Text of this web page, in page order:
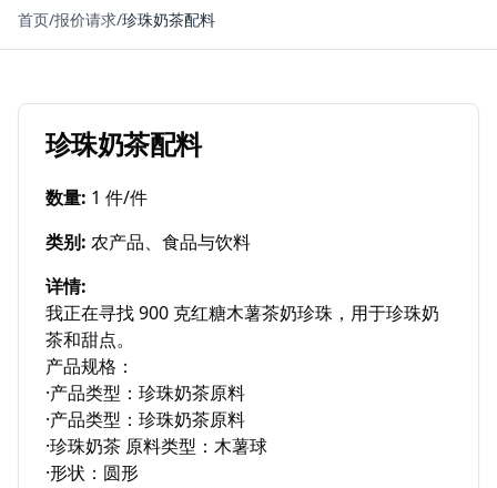
首页/报价请求/珍珠奶茶配料
珍珠奶茶配料
数量: 1 件/件
类别: 农产品、食品与饮料
详情:
我正在寻找 900 克红糖木薯茶奶珍珠，用于珍珠奶
茶和甜点。
产品规格：
·产品类型：珍珠奶茶原料
·产品类型：珍珠奶茶原料
·珍珠奶茶 原料类型：木薯球
·形状：圆形